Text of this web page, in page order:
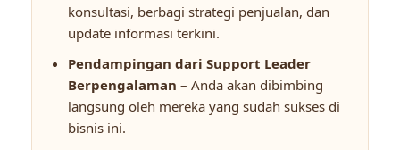
konsultasi, berbagi strategi penjualan, dan
update informasi terkini.
Pendampingan dari Support Leader
Berpengalaman – Anda akan dibimbing
langsung oleh mereka yang sudah sukses di
bisnis ini.